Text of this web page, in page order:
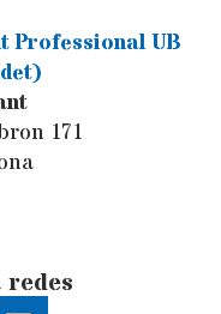
Professional UB
171
redes